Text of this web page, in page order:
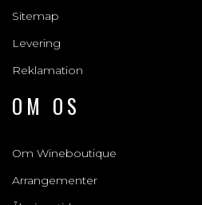
Sitemap
Levering
Reklamation
OM OS
Om Wineboutique
Arrangementer